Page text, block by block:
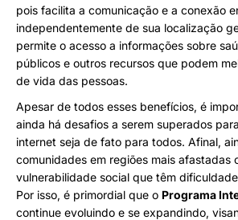
pois facilita a comunicação e a conexão
independentemente de sua localização
permite o acesso a informações sobre
públicos e outros recursos que podem
de vida das pessoas.
Apesar de todos esses benefícios, é
ainda há desafios a serem superados
internet seja de fato para todos. Afinal,
comunidades em regiões mais afastadas
vulnerabilidade social que têm
Por isso, é primordial que o Programa
continue evoluindo e se expandindo,